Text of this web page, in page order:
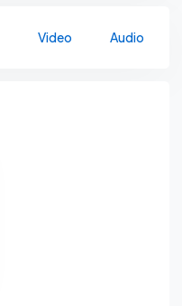
Video Audio